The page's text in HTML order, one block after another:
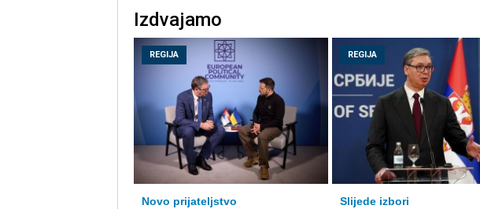
Izdvajamo
REGIJA
Novo prijateljstvo
REGIJA
Slijede izbori